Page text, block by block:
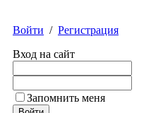
Войти / Регистрация
Вход на сайт
Запомнить меня